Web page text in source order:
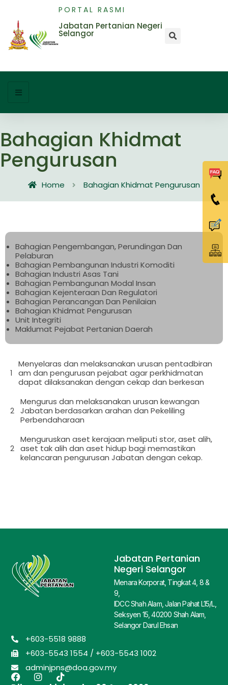
PORTAL RASMI
Jabatan Pertanian Negeri
Selangor
Bahagian Khidmat
Pengurusan
Home Bahagian Khidmat Pengurusan
Bahagian Pengembangan, Perundingan Dan
Pelaburan
Bahagian Pembangunan Industri Komoditi
Bahagian Industri Asas Tani
Bahagian Pembangunan Modal Insan
Bahagian Kejenteraan Dan Regulatori
Bahagian Perancangan Dan Penilaian
Bahagian Khidmat Pengurusan
Unit Integriti
Maklumat Pejabat Pertanian Daerah
1
Menyelaras dan melaksanakan urusan pentadbiran
am dan pengurusan pejabat agar perkhidmatan
dapat dilaksanakan dengan cekap dan berkesan
2
Mengurus dan melaksanakan urusan kewangan
Jabatan berdasarkan arahan dan Pekeliling
Perbendaharaan
2
Menguruskan aset kerajaan meliputi stor, aset alih,
aset tak alih dan aset hidup bagi memastikan
kelancaran pengurusan Jabatan dengan cekap.
Jabatan Pertanian
Negeri Selangor
Menara Korporat, Tingkat 4, 8 &
9,
IDCC Shah Alam, Jalan Pahat L15/L,
Seksyen 15, 40200 Shah Alam,
Selangor Darul Ehsan
+603-5518 9888
+603-5543 1554 / +603-5543 1002
adminjpns@doa.gov.my